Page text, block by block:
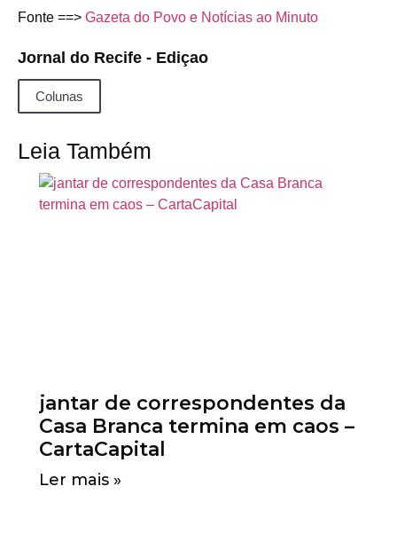
Fonte ==> Gazeta do Povo e Notícias ao Minuto
Jornal do Recife - Ediçao
Colunas
Leia Também
jantar de correspondentes da
Casa Branca termina em caos –
CartaCapital
Ler mais »